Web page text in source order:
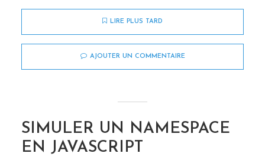
LIRE PLUS TARD
AJOUTER UN COMMENTAIRE
SIMULER UN NAMESPACE
EN JAVASCRIPT